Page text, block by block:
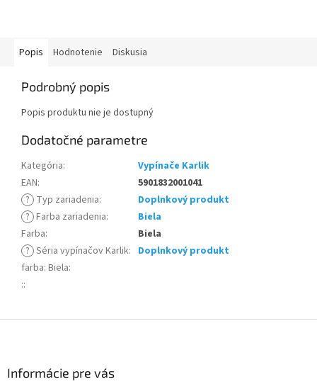
Popis Hodnotenie Diskusia
Podrobný popis
Popis produktu nie je dostupný
Dodatočné parametre
Kategória:
Vypínače Karlik
EAN:
5901832001041
? Typ zariadenia:
Doplnkový produkt
? Farba zariadenia:
Biela
Farba:
Biela
? Séria vypínačov Karlik: Doplnkový produkt
farba: Biela:
::
Informácie pre vás